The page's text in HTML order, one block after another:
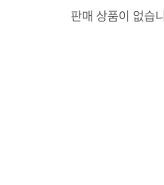
판매 상품이 없습